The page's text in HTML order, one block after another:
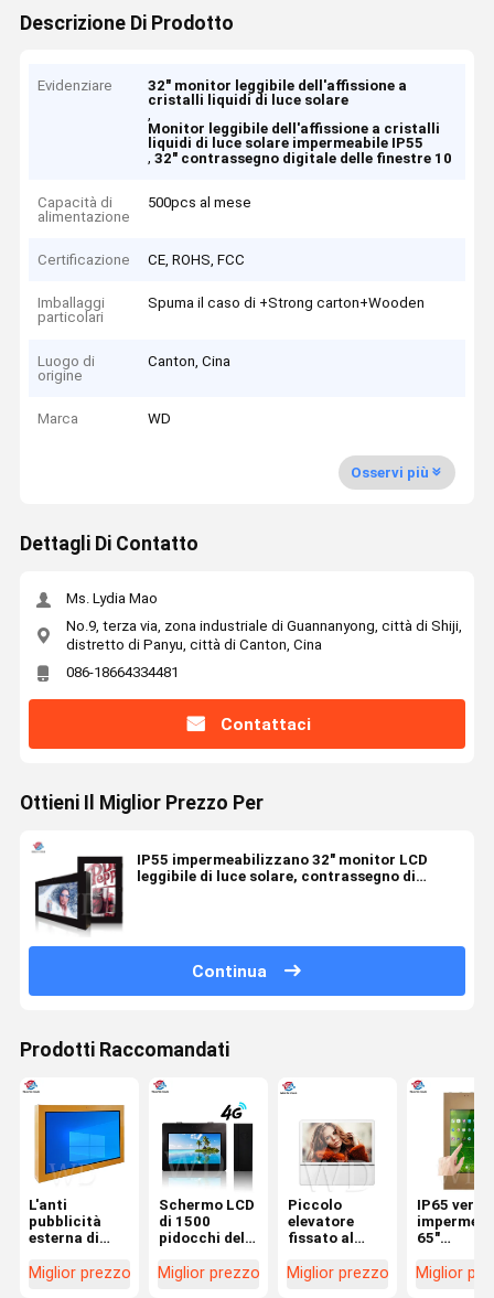
Descrizione Di Prodotto
Evidenziare
32" monitor leggibile dell'affissione a
cristalli liquidi di luce solare
,
Monitor leggibile dell'affissione a cristalli
liquidi di luce solare impermeabile IP55
,32" contrassegno digitale delle finestre 10
Capacità di
alimentazione
500pcs al mese
Certificazione CE, ROHS, FCC
Imballaggi
particolari
Spuma il caso di +Strong carton+Wooden
Luogo di
origine
Canton, Cina
Marca WD
Osservi più
Dettagli Di Contatto
Ms. Lydia Mao
No.9, terza via, zona industriale di Guannanyong, città di Shiji,
distretto di Panyu, città di Canton, Cina
086-18664334481
Contattaci
Ottieni Il Miglior Prezzo Per
IP55 impermeabilizzano 32" monitor LCD
leggibile di luce solare, contrassegno di
Continua
Prodotti Raccomandati
L'anti
pubblicità
esterna di
IP65 Digital
Miglior prezzo
Schermo LCD
di 1500
pidocchi del
fissato al
Miglior prezzo
Piccolo
elevatore
fissato al
contrassegno
Miglior prezzo
IP65
65"
fissato al
Miglior